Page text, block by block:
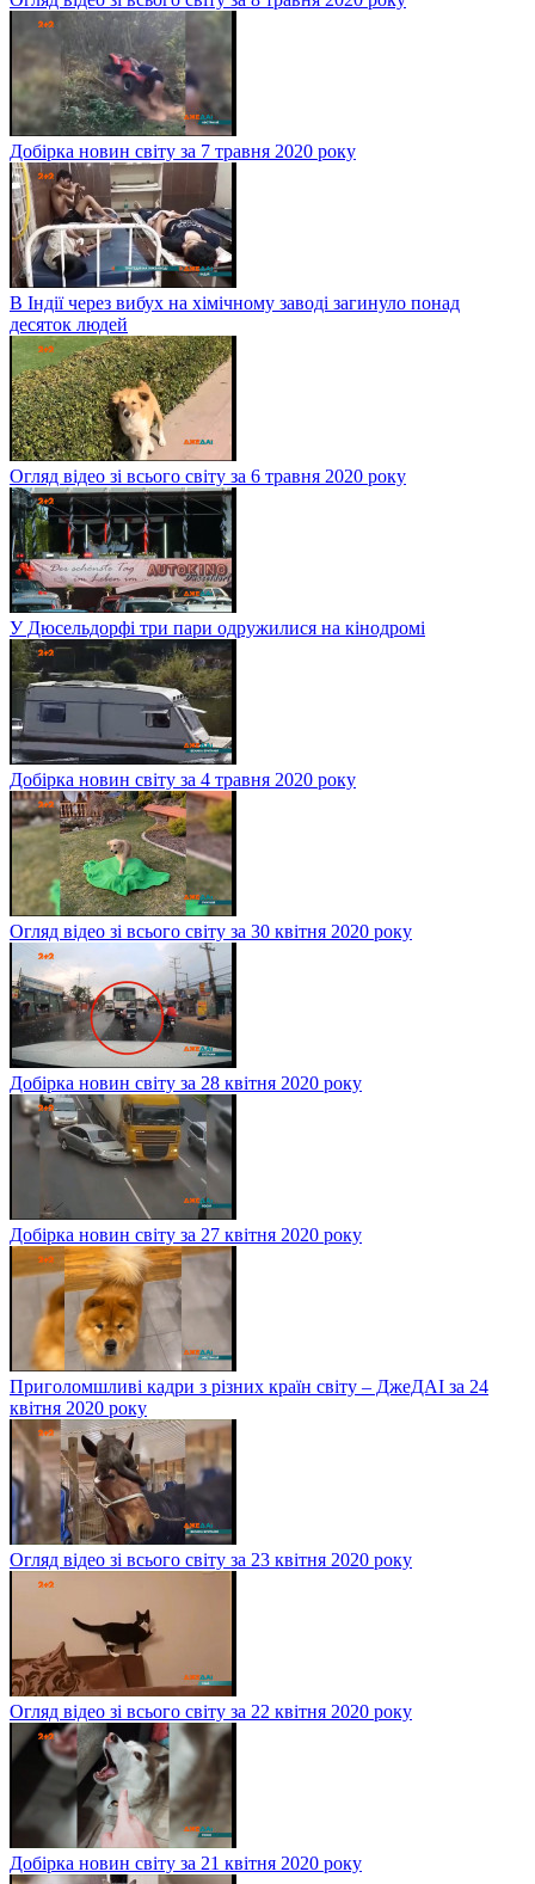
Добірка новин світу за 7 травня 2020 року
В Індії через вибух на хімічному заводі загинуло понад
десяток людей
Огляд відео зі всього світу за 6 травня 2020 року
У Дюсельдорфі три пари одружилися на кінодромі
Добірка новин світу за 4 травня 2020 року
Огляд відео зі всього світу за 30 квітня 2020 року
Добірка новин світу за 28 квітня 2020 року
Добірка новин світу за 27 квітня 2020 року
Приголомшливі кадри з різних країн світу – ДжеДАІ за 24
квітня 2020 року
Огляд відео зі всього світу за 23 квітня 2020 року
Огляд відео зі всього світу за 22 квітня 2020 року
Добірка новин світу за 21 квітня 2020 року